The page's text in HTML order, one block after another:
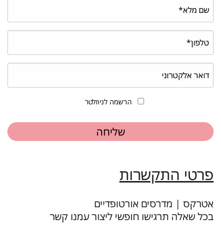
הרשמה לניוזלטר
פרטי התקשרות
אטרקס | מדרסים אורטופדיים
בכל שאלה תרגישו חופשי ליצור עמנו קשר